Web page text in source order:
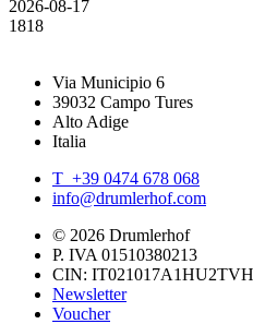
2026-08-17
1818
Via Municipio 6
39032 Campo Tures
Alto Adige
Italia
T +39 0474 678 068
info@drumlerhof.com
© 2026 Drumlerhof
P. IVA 01510380213
CIN:
Newsletter
Voucher